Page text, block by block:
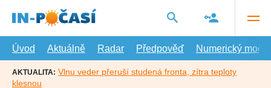
hlavní
Úvod
Aktuálně Radar Předpověď Numerický model
AKTUALITA: Vlnu veder přeruší studená fronta, zítra teploty
klesnou